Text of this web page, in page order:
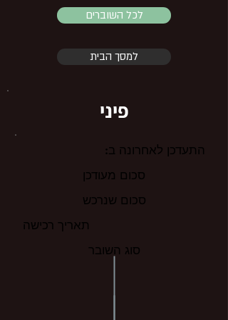
לכל השוברים
למסך הבית
פיני
התעדכן לאחרונה ב:
סכום מעודכן
סכום שנרכש
תאריך רכישה
סוג השובר